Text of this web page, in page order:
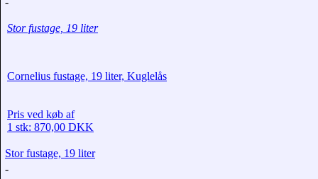
Stor fustage, 19 liter
Cornelius fustage, 19 liter, Kuglelås
Pris ved køb af
1 stk: 870,00 DKK
Stor fustage, 19 liter
-